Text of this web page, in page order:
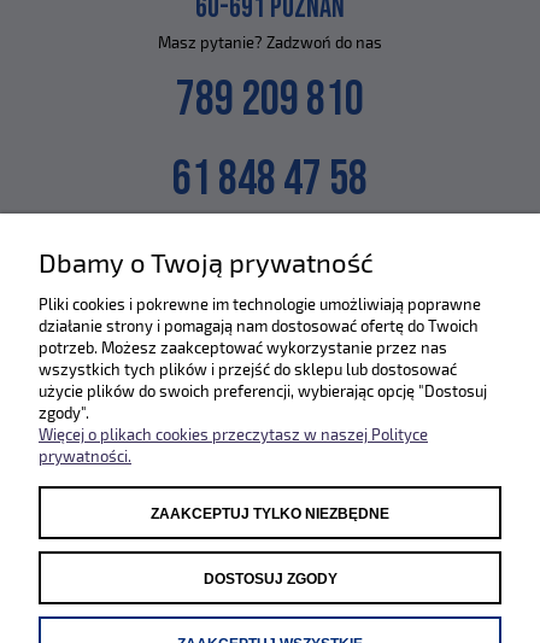
60-691 POZNAŃ
Masz pytanie? Zadzwoń do nas
789 209 810
61 848 47 58
SKLEP@ZLEWOZMYWAKI.PL
Poznaj nas bliżej :)
WWW.SYSTEMCERAM.PL|WWW.REGINOX.PL
Dbamy o Twoją prywatność
Pliki cookies i pokrewne im technologie umożliwiają poprawne
działanie strony i pomagają nam dostosować ofertę do Twoich
potrzeb. Możesz zaakceptować wykorzystanie przez nas
wszystkich tych plików i przejść do sklepu lub dostosować
użycie plików do swoich preferencji, wybierając opcję "Dostosuj
zgody".
Więcej o plikach cookies przeczytasz w naszej Polityce
prywatności.
ZAAKCEPTUJ TYLKO NIEZBĘDNE
DOSTOSUJ ZGODY